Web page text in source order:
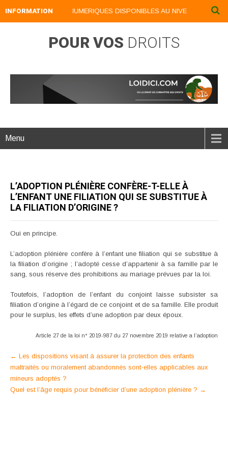
INFORMATION
NOS LIVRES NUMERIQUES DISPONIBLES AU NIVEAU DU
POUR VOS DROITS
Menu
L’ADOPTION PLÉNIÈRE CONFÈRE-T-ELLE À
L’ENFANT UNE FILIATION QUI SE SUBSTITUE À
LA FILIATION D’ORIGINE ?
Oui en principe.
L’adoption plénière confère à l’enfant une filiation qui se substitue à
la filiation d’origine ; l’adopté cesse d’appartenir à sa famille par le
sang, sous réserve des prohibitions au mariage prévues par la loi.
Toutefois, l’adoption de l’enfant du conjoint laisse subsister sa
filiation d’origine à l’égard de ce conjoint et de sa famille. Elle produit
pour le surplus, les effets d’une adoption par deux époux.
Article 27 de la loi n° 2019-987 du 27 novembre 2019 relative a l’adoption
Post
navigation
← Les dispositions visant à assurer la protection des enfants
maltraités ou moralement abandonnés sont-elles applicables aux
mineurs adoptés ?
Quel est l’âge requis pour bénéficier d’une adoption plénière ? →